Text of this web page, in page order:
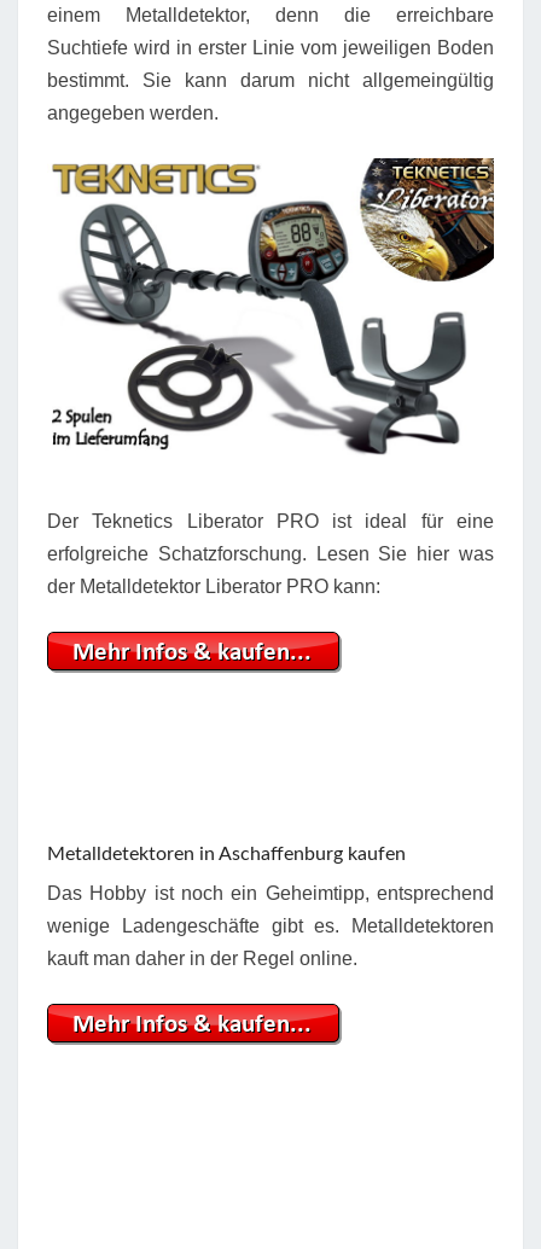
einem Metalldetektor, denn die erreichbare
Suchtiefe wird in erster Linie vom jeweiligen Boden
bestimmt. Sie kann darum nicht allgemeingültig
angegeben werden.
Der Teknetics Liberator PRO ist ideal für eine
erfolgreiche Schatzforschung. Lesen Sie hier was
der Metalldetektor Liberator PRO kann:
Metalldetektoren in Aschaffenburg kaufen
Das Hobby ist noch ein Geheimtipp, entsprechend
wenige Ladengeschäfte gibt es. Metalldetektoren
kauft man daher in der Regel online.